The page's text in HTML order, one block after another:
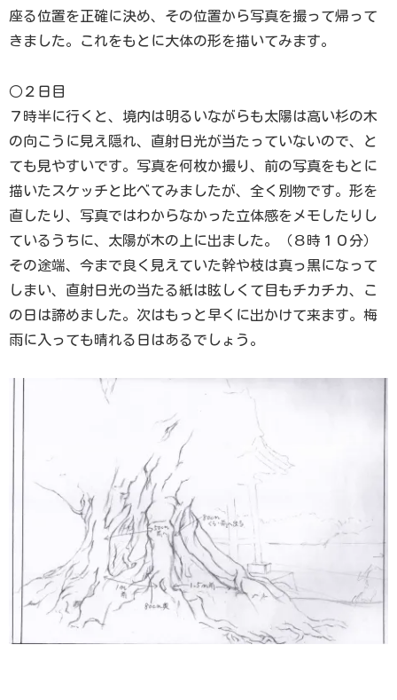
座る位置を正確に決め、その位置から写真を撮って帰って
きました。これをもとに大体の形を描いてみます。
○２日目
７時半に行くと、境内は明るいながらも太陽は高い杉の木
の向こうに見え隠れ、直射日光が当たっていないので、と
ても見やすいです。写真を何枚か撮り、前の写真をもとに
描いたスケッチと比べてみましたが、全く別物です。形を
直したり、写真ではわからなかった立体感をメモしたりし
ているうちに、太陽が木の上に出ました。（８時１０分）
その途端、今まで良く見えていた幹や枝は真っ黒になって
しまい、直射日光の当たる紙は眩しくて目もチカチカ、こ
の日は諦めました。次はもっと早くに出かけて来ます。梅
雨に入っても晴れる日はあるでしょう。